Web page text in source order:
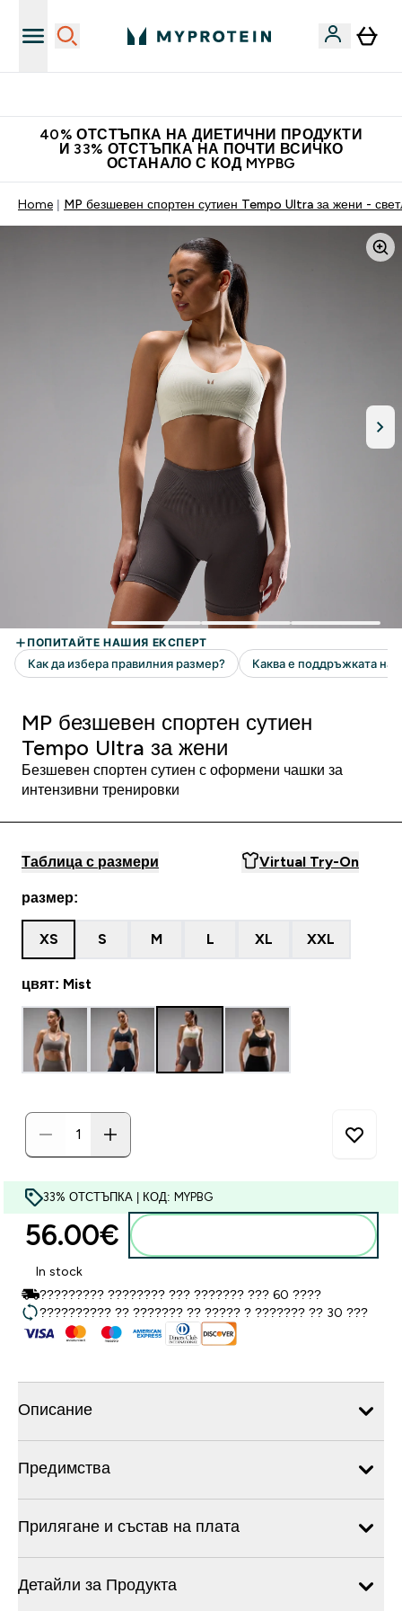
40% ОТСТЪПКА НА ДИЕТИЧНИ ПРОДУКТИ
И 33% ОТСТЪПКА НА ПОЧТИ ВСИЧКО
ОСТАНАЛО С КОД MYPBG
Home MP безшевен спортен сутиен Tempo Ultra за жени -
MP безшевен спортен сутиен
Tempo Ultra за жени
Безшевен спортен сутиен с оформени чашки за
интензивни тренировки
Таблица с размери Virtual Try-On
размер:
XS S M L XL XXL
цвят: Mist
33% ОТСТЪПКА | КОД: MYPBG
56.00€‎
In stock
????????? ???????? ??? ??????? ??? 60 ????
?????????? ?? ??????? ?? ????? ? ??????? ?? 30 ???
Описание
Предимства
Прилягане и състав на плата
Детайли за Продукта